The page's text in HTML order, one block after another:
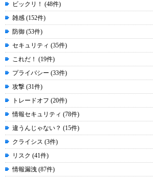
ビックリ！ (48件)
雑感 (152件)
防御 (53件)
セキュリティ (35件)
これだ！ (19件)
プライバシー (33件)
攻撃 (31件)
トレードオフ (20件)
情報セキュリティ (78件)
違うんじゃない？ (15件)
クライシス (3件)
リスク (41件)
情報漏洩 (87件)